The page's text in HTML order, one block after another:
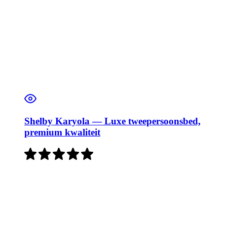
Shelby Karyola — Luxe tweepersoonsbed,
premium kwaliteit